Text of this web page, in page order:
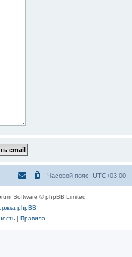
Часовой пояс: UTC+03:00
Software © phpBB Limited
phpBB
| Правила